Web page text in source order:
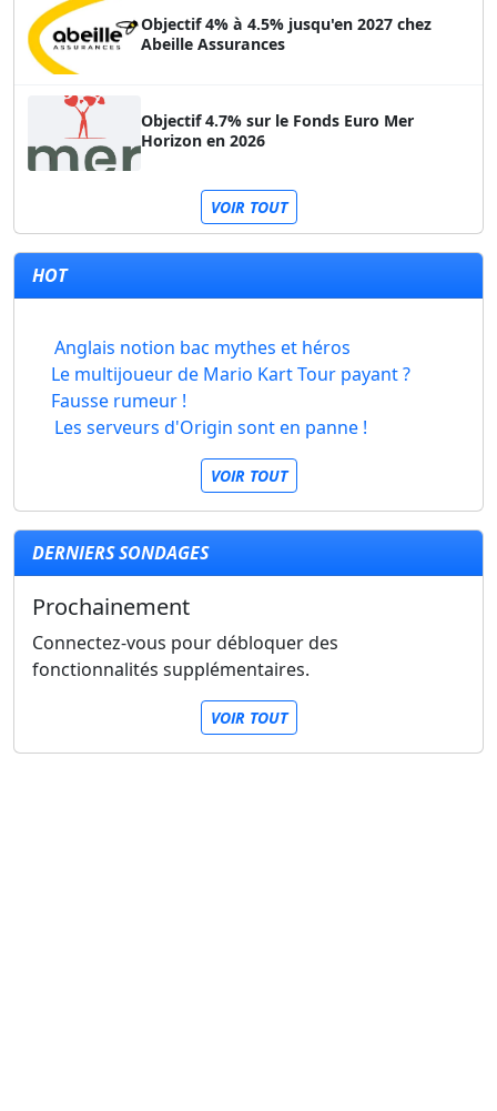
Objectif 4% à 4.5% jusqu'en 2027 chez
Abeille Assurances
Objectif 4.7% sur le Fonds Euro Mer
Horizon en 2026
VOIR TOUT
HOT
Anglais notion bac mythes et héros
Le multijoueur de Mario Kart Tour payant ?
Fausse rumeur !
Les serveurs d'Origin sont en panne !
VOIR TOUT
DERNIERS SONDAGES
Prochainement
Connectez-vous pour débloquer des
fonctionnalités supplémentaires.
VOIR TOUT